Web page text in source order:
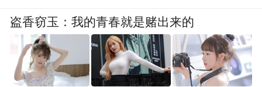
盗香窃玉：我的青春就是赌出来的